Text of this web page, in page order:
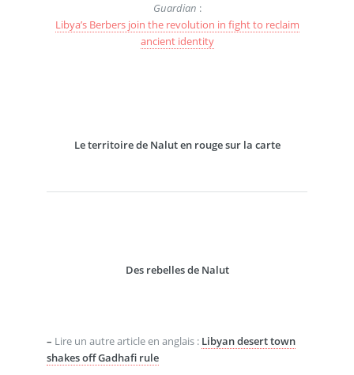
Guardian :
Libya’s Berbers join the revolution in fight to reclaim
ancient identity
Le territoire de Nalut en rouge sur la carte
Des rebelles de Nalut
– Lire un autre article en anglais : Libyan desert town
shakes off Gadhafi rule